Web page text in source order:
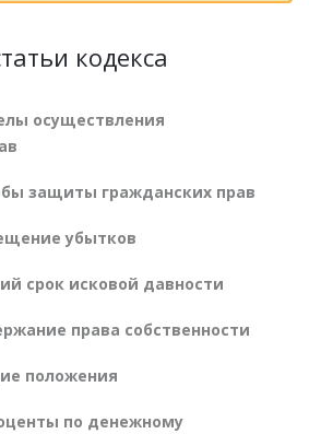
кодекса
осуществления
защиты гражданских прав
убытков
срок исковой давности
права собственности
положения
по денежному